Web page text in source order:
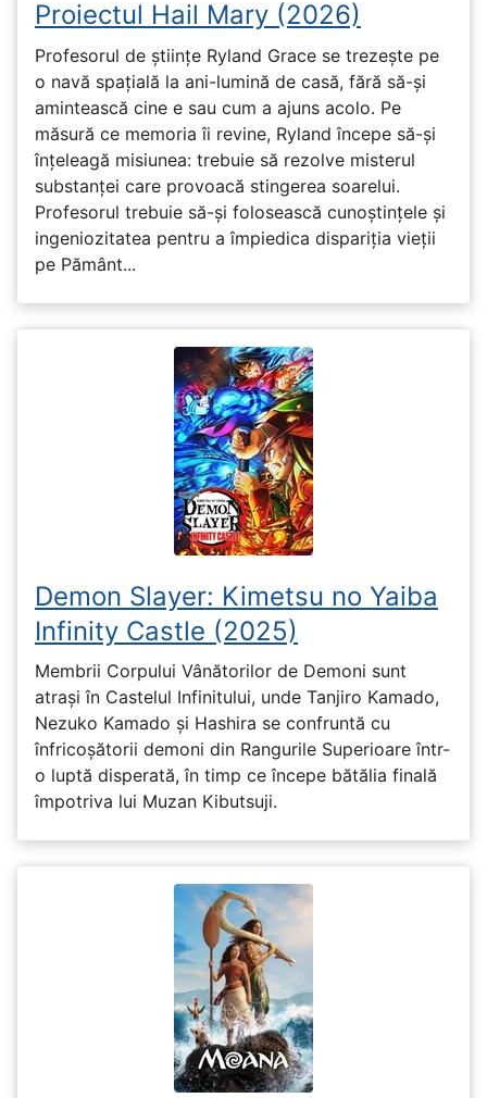
Proiectul Hail Mary (2026)
Profesorul de științe Ryland Grace se trezește pe
o navă spațială la ani-lumină de casă, fără să-și
amintească cine e sau cum a ajuns acolo. Pe
măsură ce memoria îi revine, Ryland începe să-și
înțeleagă misiunea: trebuie să rezolve misterul
substanței care provoacă stingerea soarelui.
Profesorul trebuie să-și folosească cunoștințele și
ingeniozitatea pentru a împiedica dispariția vieții
pe Pământ...
Demon Slayer: Kimetsu no Yaiba
Infinity Castle (2025)
Membrii Corpului Vânătorilor de Demoni sunt
atrași în Castelul Infinitului, unde Tanjiro Kamado,
Nezuko Kamado și Hashira se confruntă cu
înfricoșătorii demoni din Rangurile Superioare într-
o luptă disperată, în timp ce începe bătălia finală
împotriva lui Muzan Kibutsuji.